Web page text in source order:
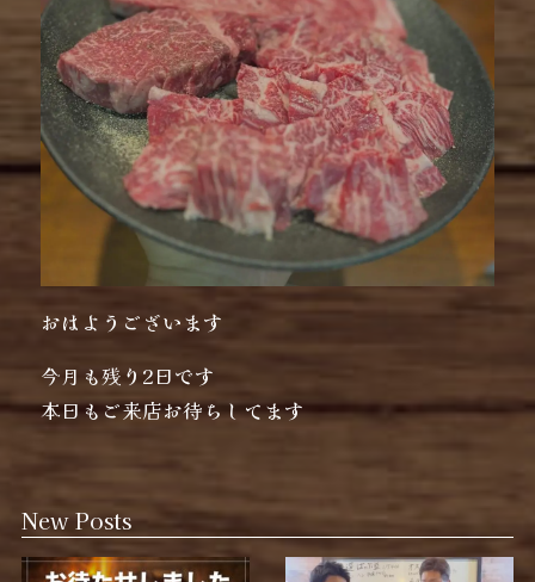
おはようございます
今月も残り2日です
本日もご来店お待ちしてます
New Posts